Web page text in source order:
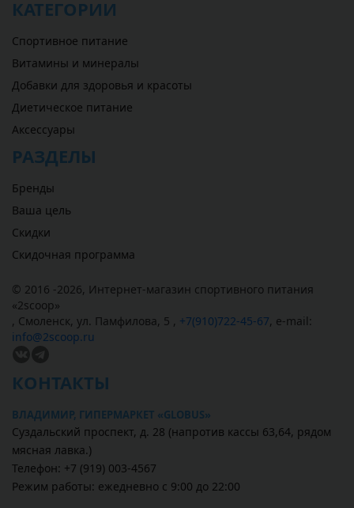
КАТЕГОРИИ
Спортивное питание
Витамины и минералы
Добавки для здоровья и красоты
Диетическое питание
Аксессуары
РАЗДЕЛЫ
Бренды
Ваша цель
Скидки
Скидочная программа
© 2016 -2026, Интернет-магазин спортивного питания
«2scoop»
, Смоленск, ул. Памфилова, 5 , +7(910)722-45-67, e-mail:
info@2scoop.ru
КОНТАКТЫ
ВЛАДИМИР, ГИПЕРМАРКЕТ «GLOBUS»
Суздальский проспект, д. 28 (напротив кассы 63,64, рядом
мясная лавка.)
Телефон: +7 (919) 003-4567
Режим работы: ежедневно с 9:00 до 22:00